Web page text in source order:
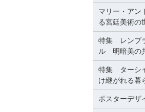
マリー・アン
る宮廷美術の
特集 レンブ
ル 明暗美の
特集 ターシ
け継がれる暮
ポスターデザ